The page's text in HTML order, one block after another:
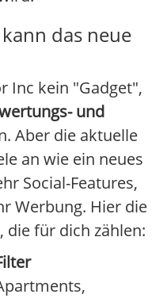
das neue
Inc kein "Gadget",
und
Aber die aktuelle
an wie ein neues
Social-Features,
Werbung. Hier die
die für dich zählen: